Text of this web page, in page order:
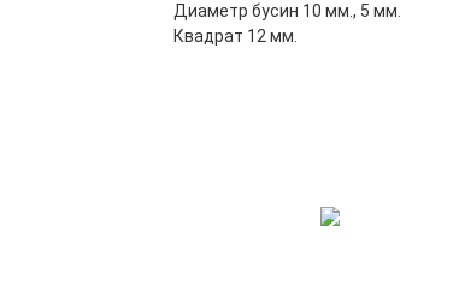
Диаметр бусин 10 мм., 5 мм.
Квадрат 12 мм.